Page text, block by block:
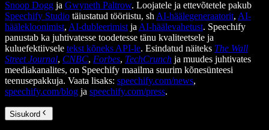
Snoop Dogg ja Gwyneth Paltrow. Loojatele ja ettevõtetele pakub
Speechify Studio täiustatud tööriistu, sh AI-häälegeneraatorit, AI-
häälekloonimist, AI-dubleerimist ja AI-häälevahetust. Speechify
panustab ka juhtivatesse toodetesse tänu kvaliteetsele ja
kuluefektiivsele tekst kõneks API-le. Esindatud näiteks The Wall
Street Journal, CNBC, Forbes, TechCrunch ja muudes juhtivates
meediakanalites, on Speechify maailma suurim kõnesünteesi
teenusepakkuja. Vaata lisaks: speechify.com/news,
speechify.com/blog ja speechify.com/press.
Sisukord